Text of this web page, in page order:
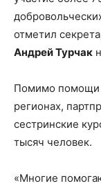
отметил
Андрей Турчак
Помимо помощи
регионах,
сестринские
тысяч человек.
«Многие